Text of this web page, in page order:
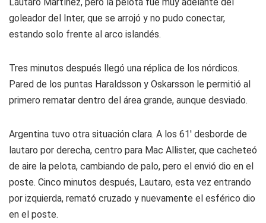
goleador del Inter, que se arrojó y no pudo conectar,
estando solo frente al arco islandés.
Tres minutos después llegó una réplica de los nórdicos.
Pared de los puntas Haraldsson y Oskarsson le permitió al
primero rematar dentro del área grande, aunque desviado.
Argentina tuvo otra situación clara. A los 61' desborde de
lautaro por derecha, centro para Mac Allister, que cacheteó
de aire la pelota, cambiando de palo, pero el envió dio en el
poste. Cinco minutos después, Lautaro, esta vez entrando
por izquierda, remató cruzado y nuevamente el esférico dio
en el poste.